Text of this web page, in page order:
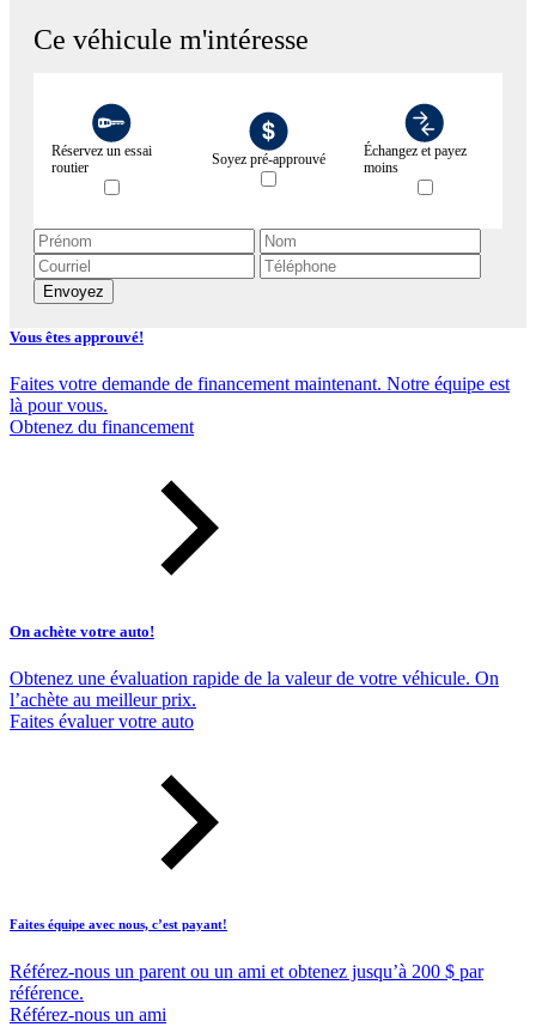
Ce véhicule m'intéresse
Réservez un essai
routier
Soyez pré-approuvé
Échangez et payez
moins
Envoyez
Vous êtes approuvé!
Faites votre demande de financement maintenant. Notre équipe est
là pour vous.
Obtenez du financement
On achète votre auto!
Obtenez une évaluation rapide de la valeur de votre véhicule. On
l’achète au meilleur prix.
Faites évaluer votre auto
Faites équipe avec nous, c’est payant!
Référez-nous un parent ou un ami et obtenez jusqu’à 200 $ par
référence.
Référez-nous un ami